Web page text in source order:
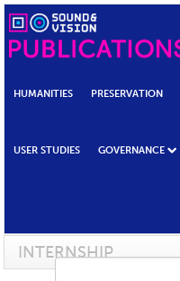
HUMANITIES PRESERVATION
USER STUDIES GOVERNANCE
INTERNSHIP